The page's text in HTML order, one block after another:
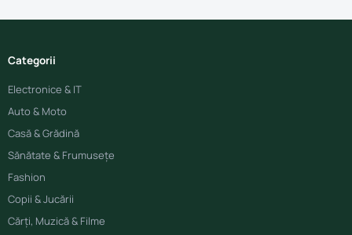
Categorii
Electronice & IT
Auto & Moto
Casă & Grădină
Sănătate & Frumusețe
Fashion
Copii & Jucării
Cărți, Muzică & Filme